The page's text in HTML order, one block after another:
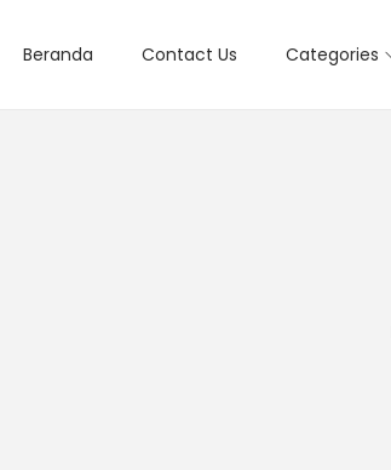
Beranda Contact Us Categories